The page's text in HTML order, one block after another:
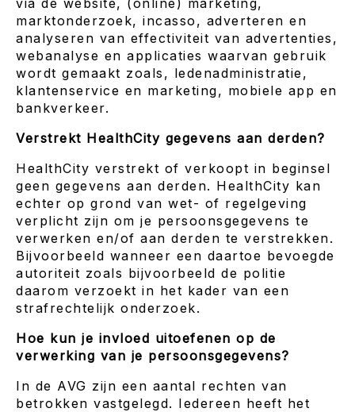
via de website, (online) marketing,
marktonderzoek, incasso, adverteren en
analyseren van effectiviteit van advertenties,
webanalyse en applicaties waarvan gebruik
wordt gemaakt zoals, ledenadministratie,
klantenservice en marketing, mobiele app en
bankverkeer.
Verstrekt HealthCity gegevens aan derden?
HealthCity verstrekt of verkoopt in beginsel
geen gegevens aan derden. HealthCity kan
echter op grond van wet- of regelgeving
verplicht zijn om je persoonsgegevens te
verwerken en/of aan derden te verstrekken.
Bijvoorbeeld wanneer een daartoe bevoegde
autoriteit zoals bijvoorbeeld de politie
daarom verzoekt in het kader van een
strafrechtelijk onderzoek.
Hoe kun je invloed uitoefenen op de
verwerking van je persoonsgegevens?
In de AVG zijn een aantal rechten van
betrokken vastgelegd. Iedereen heeft het